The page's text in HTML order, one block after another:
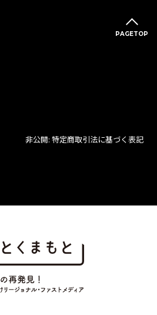
PAGETOP
非公開: 特定商取引法に基づく表記